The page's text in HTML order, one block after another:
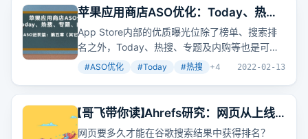
你的内容受到越多人的信任，网站排名自然将受
到积极影响。
苹果应用商店ASO优化：Today、热
搜、专题、内购、预定优化介绍（进阶
篇五）
App Store内部的优质曝光位除了榜单、搜索排
名之外，Today、热搜、专题及内购等也是可以
带来流量的。如何申请Today、登上热搜、进入
能，这篇文章都给出了详细的指导和建议。
#ASO优化 #Today #热搜 +4 2022-02-13
【哥飞带你读】Ahrefs研究：网页从上线
开始算起拿到排名需要多久时间
网页要多久才能在谷歌搜索结果中获得排名？